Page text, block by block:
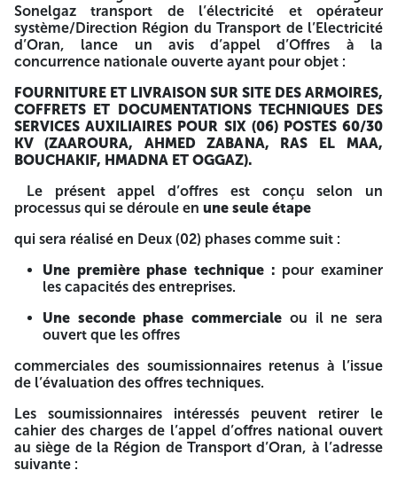
enveloppe extérieure devra être anonyme, sans entête, ni
cachet, portant la mention suivante sur toutes les faces :
1/2 Pour l’offre technique : Appel d’Offres National Ouvert
N°008/2026/STOS/ORAN FOURNITURE ET LIVRAISON
DOCUMENTATIONS TECHNIQUES DES SERVICES
AUXILIAIRES POUR SIX (06) POSTES 60/30 KV (ZAAROURA,
AHMED ZABANA, RAS EL MAA, BOUCHAKIF, HMADNA ET
OGGAZ). « Offre Technique » « A NE PAS OUVRIR QUE PAR
LACOMMISSION D'OUVERTURE DES PLIS » Pour l’offre
Commerciale : Appel d’Offres National Ouvert
N°008/2026/STOS/ORAN FOURNITURE ET LIVRAISON SUR
SITE DES ARMOIRES, COFFRETS ET DOCUMENTATIONS
TECHNIQUES DES SERVICES AUXILIAIRES POUR SIX (06)
POSTES 60/30 KV (ZAAROURA, AHMED ZABANA, RAS EL
MAA, BOUCHAKIF, HMADNA ET OGGAZ). « Offre
Commerciale » « A NE PAS OUVRIR QUE PAR
LACOMMISSION D'OUVERTURE DES PLIS » Les deux
enveloppes (l'offre technique et l’offre financière) doivent
être mises dans une seule enveloppe anonyme,
N°008/2026/STOS/ORAN FOURNITURE ET LIVRAISON SUR
SITE DES ARMOIRES, COFFRETS ET DOCUMENTATIONS
POSTES 60/30 KV (ZAAROURA, AHMED ZABANA, RAS EL
MAA, BOUCHAKIF, HMADNA ET OGGAZ). « A NE PAS
OUVRIR QUE PAR LACOMMISSION D'OUVERTURE DES PLIS
» Toutes les offres doivent être accompagnées d’une
Sonelgaz transport de l’électricité et opérateur
système/Direction Région du Transport de l’Electricité
d’Oran, lance un avis d’appel d’Offres à la
concurrence nationale ouverte ayant pour objet :
FOURNITURE ET LIVRAISON SUR SITE DES ARMOIRES,
COFFRETS ET DOCUMENTATIONS TECHNIQUES DES
SERVICES AUXILIAIRES POUR SIX (06) POSTES 60/30
KV (ZAAROURA, AHMED ZABANA, RAS EL MAA,
BOUCHAKIF, HMADNA ET OGGAZ).
Le présent appel d’offres est conçu selon un
processus qui se déroule en une seule étape
qui sera réalisé en Deux (02) phases comme suit :
Une première phase technique : pour examiner
les capacités des entreprises.
Une seconde phase commerciale ou il ne sera
ouvert que les offres
commerciales des soumissionnaires retenus à l’issue
de l’évaluation des offres techniques.
Les soumissionnaires intéressés peuvent retirer le
cahier des charges de l’appel d’offres national ouvert
au siège de la Région de Transport d’Oran, à l’adresse
suivante :